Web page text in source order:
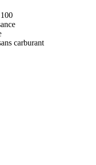
carburant